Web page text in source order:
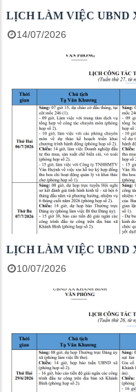
LỊCH LÀM VIỆC UBND
14/07/2026
LỊCH LÀM VIỆC UBND
10/07/2026